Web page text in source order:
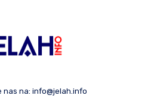
nas na: info@jelah.info